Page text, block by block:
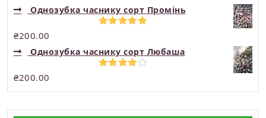
Однозубка часнику сорт Промінь
₴200.00
Однозубка часнику сорт Любаша
5
₴200.00